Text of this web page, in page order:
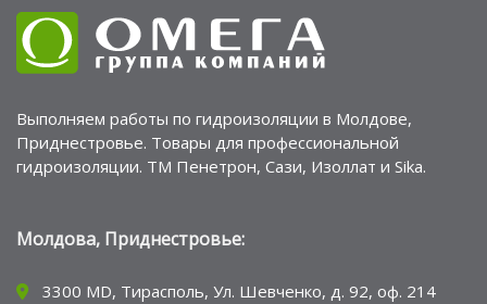
Выполняем работы по гидроизоляции в Молдове,
Приднестровье. Товары для профессиональной
гидроизоляции. ТМ Пенетрон, Сази, Изоллат и Sika.
Молдова, Приднестровье:
3300 MD, Тирасполь, Ул. Шевченко, д. 92, оф. 214